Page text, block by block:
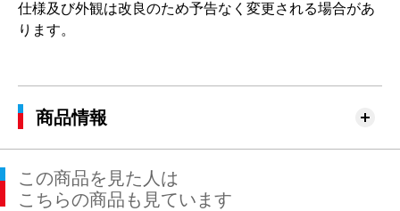
仕様及び外観は改良のため予告なく変更される場合があ
ります。
商品情報
この商品を見た人は
こちらの商品も見ています